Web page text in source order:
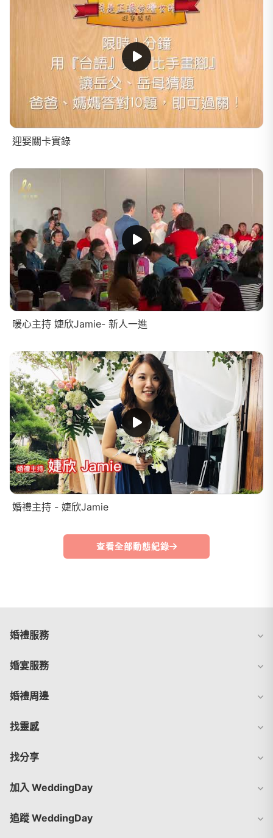
迎娶關卡實錄
暖心主持 婕欣Jamie- 新人一進
婚禮主持 - 婕欣Jamie
查看全部動態紀錄
婚禮服務
婚宴服務
婚禮周邊
找靈感
找分享
加入 WeddingDay
追蹤 WeddingDay